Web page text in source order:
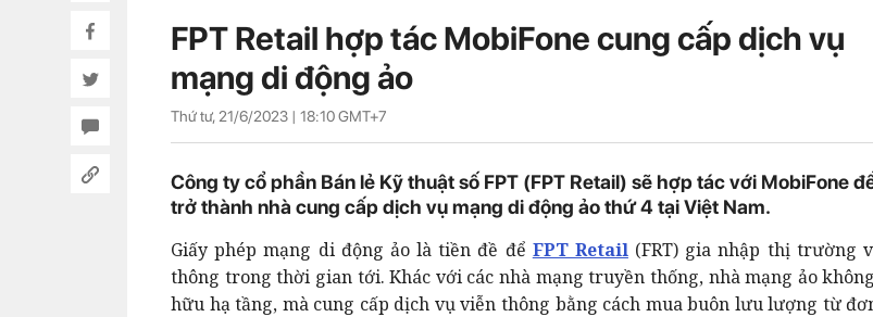
FPT Retail hợp tác MobiFone cung cấp dịch vụ
mạng di động ảo
Thứ tư, 21/6/2023 | 18:10GMT+7
Công ty cổ phần Bán lẻ Kỹ thuật số FPT (FPT Retail) sẽ hợp tác với MobiFone
trở thành nhà cung cấp dịch vụ mạng di động ảo thứ 4 tại Việt Nam.
Giấy phép mạng di động ảo là tiền đề để FPT Retail(FRT) gia nhập thị trường
thông trong thời gian tới. Khác với các nhà mạng truyền thống, nhà mạng ảo
hữu hạ tầng, mà cung cấp dịch vụ viễn thông bằng cách mua buôn lưu lượng từ